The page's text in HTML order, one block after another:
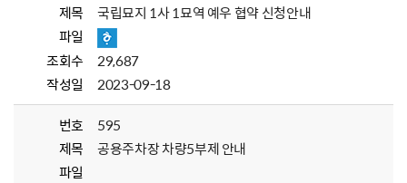
제목
국립묘지 1사 1묘역 예우 협약 신청안내
파일
조회수
29,687
작성일
2023-09-18
번호
595
제목
공용주차장 차량5부제 안내
파일